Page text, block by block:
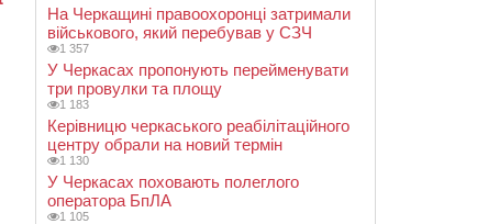
На Черкащині правоохоронці затримали
військового, який перебував у СЗЧ
1 357
У Черкасах пропонують перейменувати
три провулки та площу
1 183
Керівницю черкаського реабілітаційного
центру обрали на новий термін
1 130
У Черкасах поховають полеглого
оператора БпЛА
1 105